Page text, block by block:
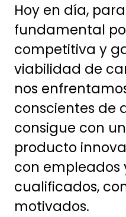
Hoy en día,
fundamental
competitiva y
viabilidad de
nos
conscientes de
consigue con
producto
con empleados
cualificados,
motivados.